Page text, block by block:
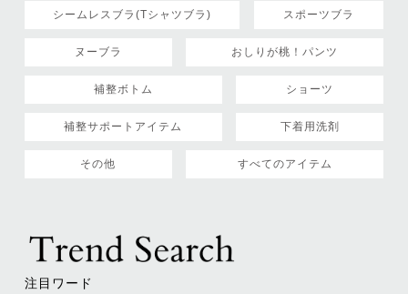
シームレスブラ(Tシャツブラ) スポーツブラ
ヌーブラ おしりが桃！パンツ
補整ボトム ショーツ
補整サポートアイテム 下着用洗剤
その他 すべてのアイテム
注目ワード